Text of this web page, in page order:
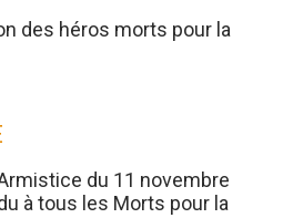
des héros morts pour la
du 11 novembre
à tous les Morts pour la